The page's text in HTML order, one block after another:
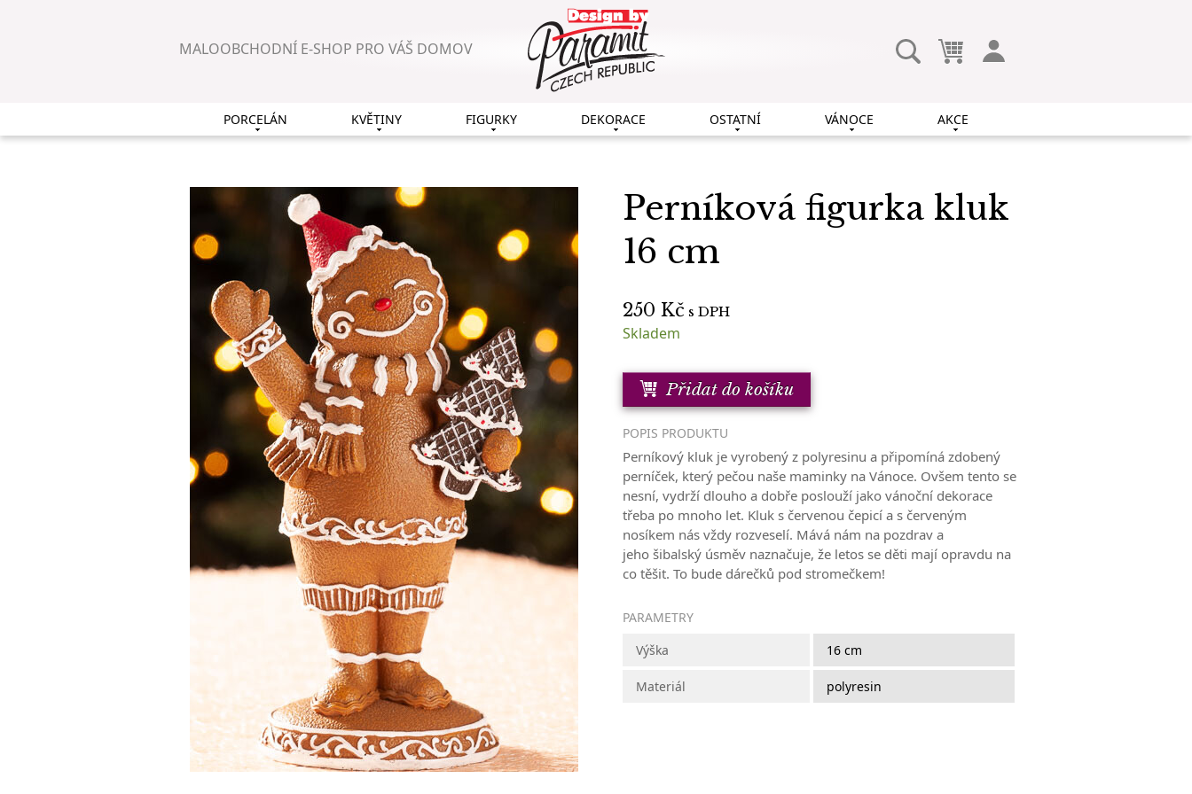
MALOOBCHODNÍ E-SHOP PRO VÁŠ DOMOV
Perníková figurka kluk
16 cm
250 Kč s DPH
Skladem
Přidat do košíku
POPIS PRODUKTU
Perníkový kluk je vyrobený z polyresinu a připomíná zdobený
perníček, který pečou naše maminky na Vánoce. Ovšem tento se
nesní, vydrží dlouho a dobře poslouží jako vánoční dekorace
třeba po mnoho let. Kluk s červenou čepicí a s červeným
nosíkem nás vždy rozveselí. Mává nám na pozdrav a
jeho šibalský úsměv naznačuje, že letos se děti mají opravdu na
co těšit. To bude dárečků pod stromečkem!
PARAMETRY
Výška
16 cm
Materiál polyresin
PORCELÁN KVĚTINY FIGURKY DEKORACE OSTATNÍ VÁNOCE AKCE